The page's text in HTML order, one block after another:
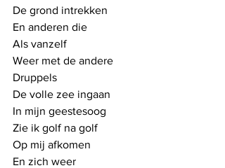
De grond intrekken
En anderen die
Als vanzelf
Weer met de andere
Druppels
De volle zee ingaan
In mijn geestesoog
Zie ik golf na golf
Op mij afkomen
En zich weer